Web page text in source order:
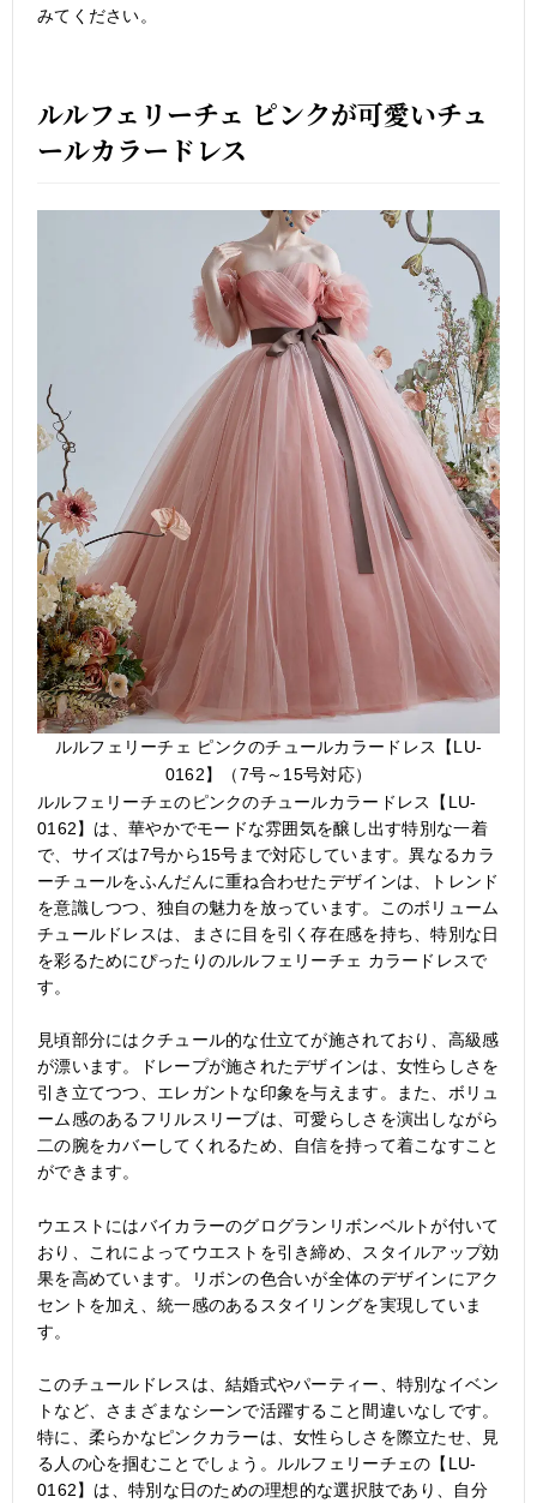
みてください。
ルルフェリーチェ ピンクが可愛いチュ
ールカラードレス
ルルフェリーチェ ピンクのチュールカラードレス【LU-
0162】（7号～15号対応）
ルルフェリーチェのピンクのチュールカラードレス【LU-
0162】は、華やかでモードな雰囲気を醸し出す特別な一着
で、サイズは7号から15号まで対応しています。異なるカラ
ーチュールをふんだんに重ね合わせたデザインは、トレンド
を意識しつつ、独自の魅力を放っています。このボリューム
チュールドレスは、まさに目を引く存在感を持ち、特別な日
を彩るためにぴったりのルルフェリーチェ カラードレスで
す。
見頃部分にはクチュール的な仕立てが施されており、高級感
が漂います。ドレープが施されたデザインは、女性らしさを
引き立てつつ、エレガントな印象を与えます。また、ボリュ
ーム感のあるフリルスリーブは、可愛らしさを演出しながら
二の腕をカバーしてくれるため、自信を持って着こなすこと
ができます。
ウエストにはバイカラーのグログランリボンベルトが付いて
おり、これによってウエストを引き締め、スタイルアップ効
果を高めています。リボンの色合いが全体のデザインにアク
セントを加え、統一感のあるスタイリングを実現していま
す。
このチュールドレスは、結婚式やパーティー、特別なイベン
トなど、さまざまなシーンで活躍すること間違いなしです。
特に、柔らかなピンクカラーは、女性らしさを際立たせ、見
る人の心を掴むことでしょう。ルルフェリーチェの【LU-
0162】は、特別な日のための理想的な選択肢であり、自分